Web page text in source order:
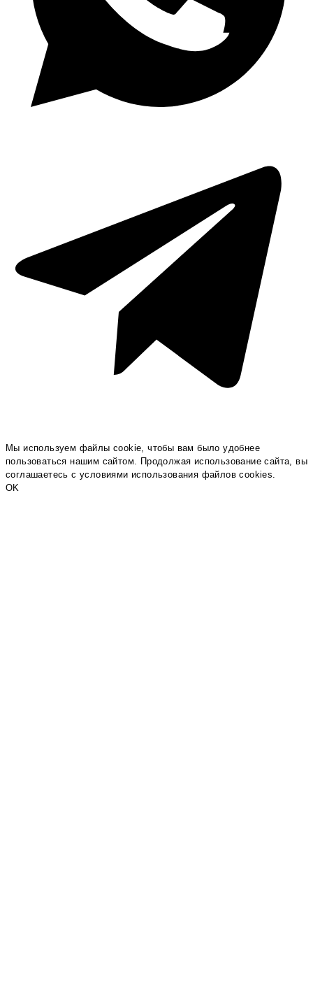
Мы используем файлы cookie, чтобы вам было удобнее
пользоваться нашим сайтом. Продолжая использование сайта, вы
соглашаетесь c условиями использования файлов cookies.
OK